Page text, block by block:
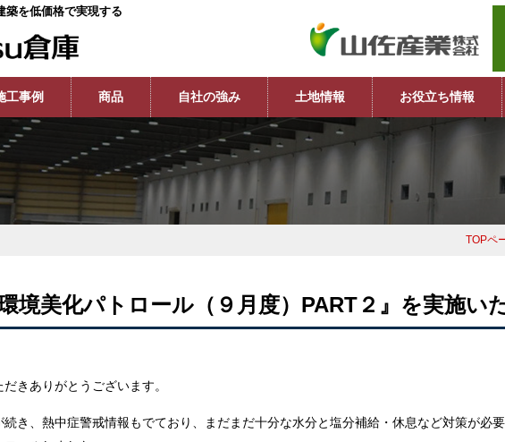
築を低価格で実現する
工事例 商品 自社の強み 土地情報 お役立ち情報
TOPペ
境美化パトロール（９月度）PART２』を実施い
きありがとうございます。
き、熱中症警戒情報もでており、まだまだ十分な水分と塩分補給・休息など対策が必